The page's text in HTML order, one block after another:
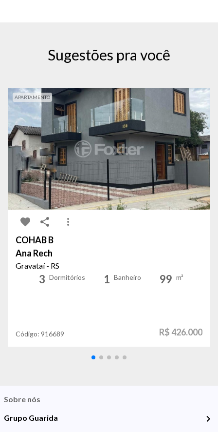
Sugestões pra você
APARTAMENTO
COHAB B
Ana Rech
Gravataí - RS
3 Dormitórios 1 Banheiro 99 m²
Código: 916689 R$ 426.000
Sobre nós
Grupo Guarida